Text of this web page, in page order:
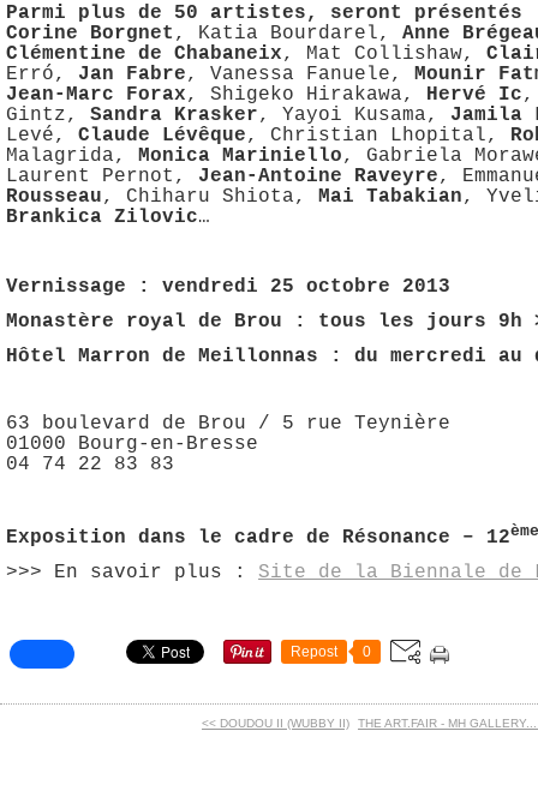
Parmi plus de 50 artistes, seront présentés
Corine Borgnet , Katia Bourdarel, Anne
Clémentine de Chabaneix, Mat Collishaw,
Erró, Jan Fabre, Vanessa Fanuele, Mounir
Jean-Marc Forax, Shigeko Hirakawa, Hervé Ic,
Gintz, Sandra Krasker, Yayoi Kusama, Jamila
Levé, Claude Lévêque, Christian Lhopital,
Malagrida, Monica Mariniello, Gabriela
Laurent Pernot, Jean-Antoine Raveyre,
Rousseau, Chiharu Shiota, Mai Tabakian,
Brankica Zilovic…
Vernissage : vendredi 25 octobre 2013
Monastère royal de Brou : tous les jours 9h
Hôtel Marron de Meillonnas : du mercredi au
63 boulevard de Brou / 5 rue Teynière
01000 Bourg-en-Bresse
04 74 22 83 83
Exposition dans le cadre de Résonance – 12ème
>>> En savoir plus : Site de la Biennale de
Repost 0
<< DOUDOU II (WUBBY II) THE ART.FAIR - MH